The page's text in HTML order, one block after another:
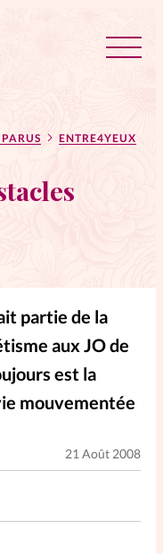
ActusENTRE4YEUX
partie de la
aux JO de
est la
mouvementée
21 Août 2008